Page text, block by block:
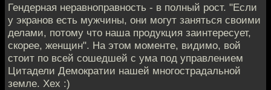
Гендерная неравноправность - в полный рост. "Если
у экранов есть мужчины, они могут заняться своими
делами, потому что наша продукция заинтересует,
скорее, женщин". На этом моменте, видимо, вой
стоит по всей сошедшей с ума под управлением
Цитадели Демократии нашей многострадальной
земле. Хех :)